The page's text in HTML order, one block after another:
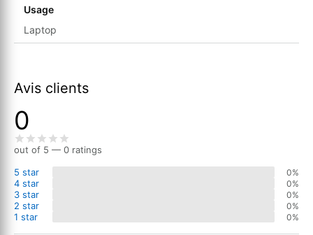
Usage
Laptop
Avis clients
0
out of 5 — 0 ratings
5 star
0%
4 star 0%
3 star 0%
2 star 0%
1 star 0%